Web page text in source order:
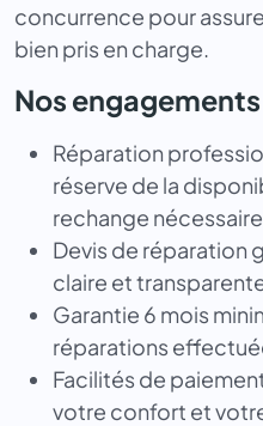
concurrence pour
bien pris en charge.
Nos engagements
Réparation
réserve de la
rechange
Devis de réparation
claire et
Garantie 6 mois
réparations
Facilités de
votre confort et